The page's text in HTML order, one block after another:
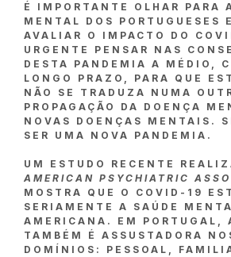
É IMPORTANTE OLHAR PARA
MENTAL DOS PORTUGUESES
AVALIAR O IMPACTO DO
URGENTE PENSAR NAS
DESTA PANDEMIA A MÉDIO,
LONGO PRAZO, PARA QUE
NÃO SE TRADUZA NUMA
PROPAGAÇÃO DA DOENÇA
NOVAS DOENÇAS MENTAIS.
SER UMA NOVA PANDEMIA.
UM ESTUDO RECENTE
AMERICAN PSYCHIATRIC
MOSTRA QUE O COVID-19
SERIAMENTE A SAÚDE
AMERICANA. EM PORTUGAL,
TAMBÉM É ASSUSTADORA
DOMÍNIOS: PESSOAL,